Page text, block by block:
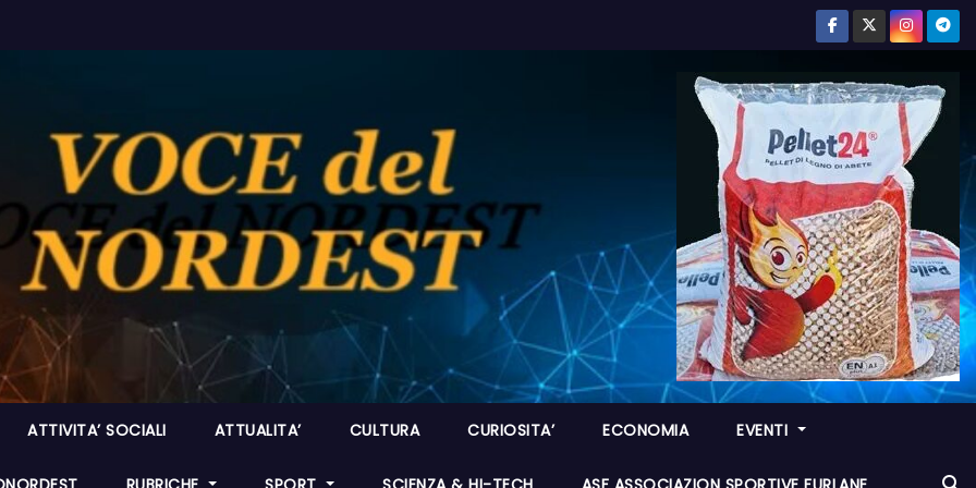
ATTIVITA’ SOCIALI ATTUALITA’ CULTURA CURIOSITA’ ECONOMIA EVENTI